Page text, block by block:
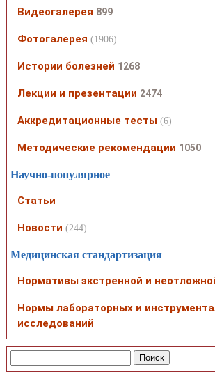
Видеогалерея 899
Фотогалерея (1906)
Истории болезней 1268
Лекции и презентации 2474
Аккредитационные тесты (6)
Методические рекомендации 1050
Научно-популярное
Статьи
Новости (244)
Медицинская стандартизация
Нормативы экстренной и
Нормы лабораторных и
исследований